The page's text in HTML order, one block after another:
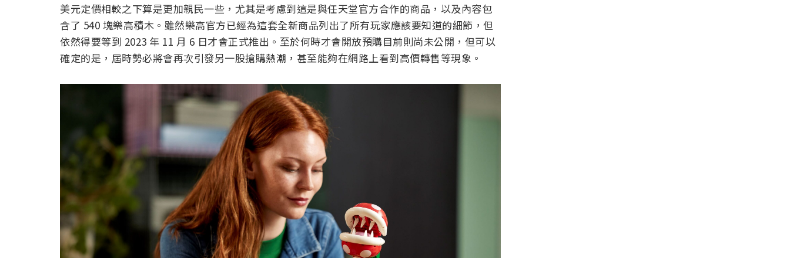
美元定價相較之下算是更加親民一些，尤其是考慮到這是與任天堂官方合作的商品，以及內容包
含了 540 塊樂高積木。雖然樂高官方已經為這套全新商品列出了所有玩家應該要知道的細節，但
依然得要等到 2023 年 11 月 6 日才會正式推出。至於何時才會開放預購目前則尚未公開，但可以
確定的是，屆時勢必將會再次引發另一股搶購熱潮，甚至能夠在網路上看到高價轉售等現象。